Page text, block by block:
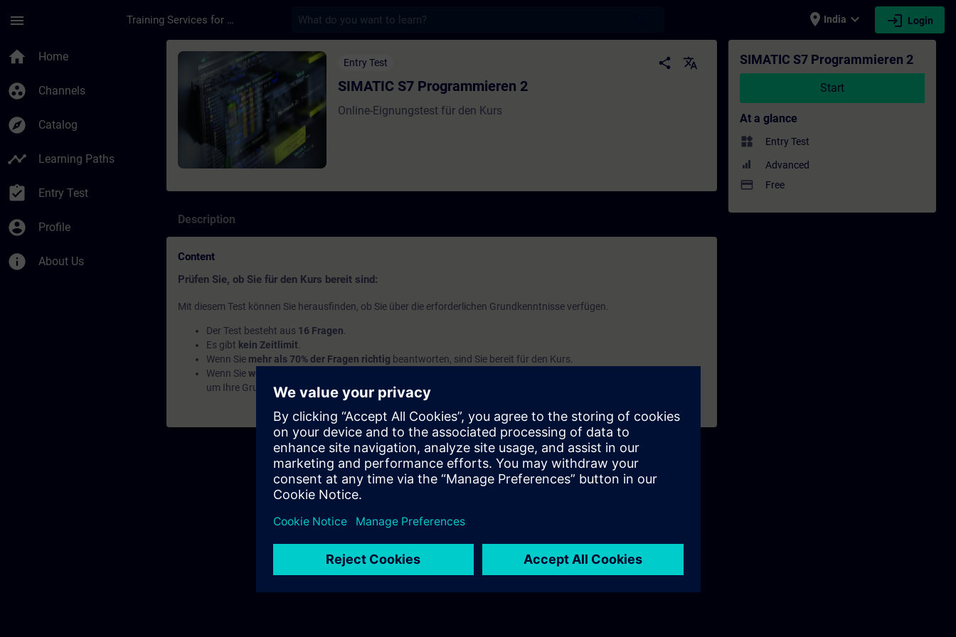
menu Training Services for Digital Industries place India expand_more login Login
home Home
group_work Channels
explore Catalog
timeline Learning Paths
assignment_turned_in Entry Test
account_circle Profile
info About Us
Course - SIMATIC S7 Programmieren 2 - Training - Training - Professional development | SITRAIN
Entry Test share translate
SIMATIC S7 Programmieren 2
Online-Eignungstest für den Kurs
Description
Content
Prüfen Sie, ob Sie für den Kurs bereit sind:
Mit diesem Test können Sie herausfinden, ob Sie über die erforderlichen Grundkenntnisse verfügen.
Der Test besteht aus 16 Fragen
Es gibt kein Zeitlimit
Wenn Sie mehr als 70% der Fragen richtig beantworten, sind Sie bereit für den Kurs.
Wenn Sieweniger als 70%
um Ihre Grundlagen zu vertiefen.
SIMATIC S7 Programmieren 2
Start
At a glance
widgets Entry Test
Advanced
payment Free